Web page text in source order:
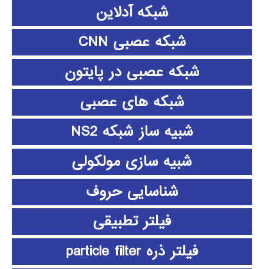
شبکه آدلاین
شبکه عصبی CNN
شبکه عصبی در پایتون
شبکه های عصبی
شبیه ساز شبکه NS2
شبیه سازی مولکولی
شناسایی حروف
فیلتر تطبیقی
فیلتر ذره particle filter